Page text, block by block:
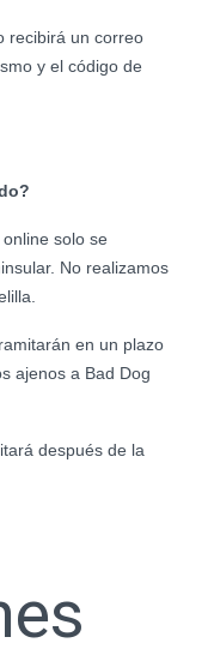
recibirá un correo
y el código de
solo se
No realizamos
en un plazo
ajenos a Bad Dog
después de la